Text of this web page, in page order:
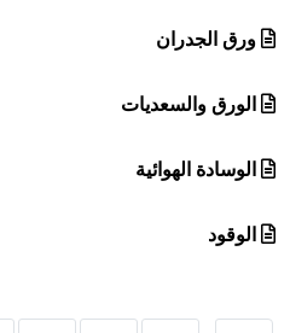
ورق الجدران
الورق والسعديات
الوسادة الهوائية
الوقود